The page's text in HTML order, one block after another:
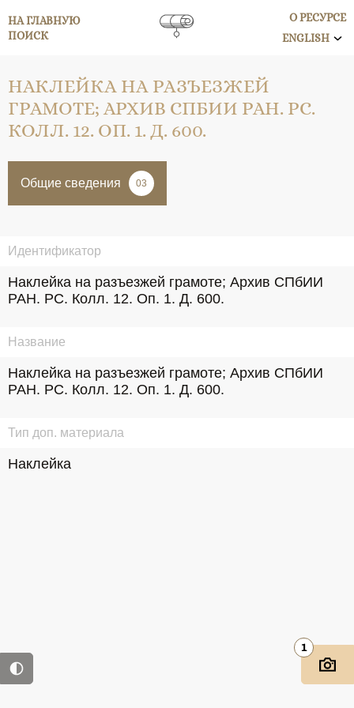
НА ГЛАВНУЮ
ПОИСК
О РЕСУРСЕ
ENGLISH
НАКЛЕЙКА НА РАЗЪЕЗЖЕЙ
ГРАМОТЕ; АРХИВ СПБИИ РАН. РС.
КОЛЛ. 12. ОП. 1. Д. 600.
Общие сведения 03
Идентификатор
Наклейка на разъезжей грамоте; Архив СПбИИ
РАН. РС. Колл. 12. Оп. 1. Д. 600.
Название
Наклейка на разъезжей грамоте; Архив СПбИИ
РАН. РС. Колл. 12. Оп. 1. Д. 600.
Тип доп. материала
Наклейка
1